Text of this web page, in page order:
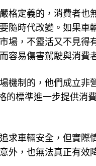
格定義的，消費者也
隨時代改變。如果車
場，不靈活又不見得
容易傷害駕駛與消費
機制的，他們成立非
的標準進一步提供消
求車輛安全，但實際
外，也無法真正有效